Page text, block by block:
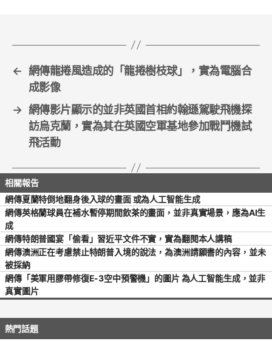
← 網傳龍捲風造成的「龍捲樹枝球」，實為電腦合
成影像
→ 網傳影片顯示的並非英國首相約翰遜駕駛飛機探
訪烏克蘭，實為其在英國空軍基地參加戰鬥機試
飛活動
網傳夏蘭特倒地翻身後入球的畫面 或為人工智能生成
網傳英格蘭球員在補水暫停期間飲茶的畫面，並非真實場景，應為AI生
成
網傳特朗普國宴「偷看」習近平文件不實，實為翻閱本人講稿
網傳澳洲正在考慮禁止特朗普入境的說法，為澳洲請願書的內容，並未
被採納
網傳「美軍用膠帶修復E-3空中預警機」的圖片 為人工智能生成，並非
真實圖片
熱門話題